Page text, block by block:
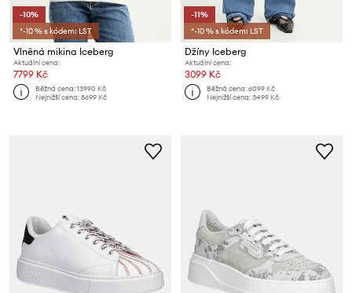
-10%
*-10 % s kódem: LST
Vlněná mikina Iceberg
Aktuální cena:
7799 Kč
Běžná cena:13990 Kč
Nejnižší cena:8699 Kč
-11%
*-10 % s kódem: LST
Džíny Iceberg
Aktuální cena:
3099 Kč
Běžná cena:6099 Kč
Nejnižší cena:3499 Kč